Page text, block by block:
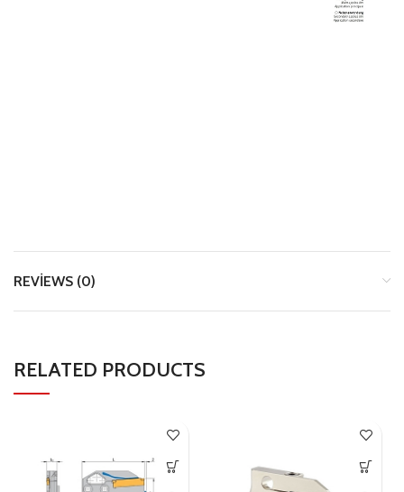
REVIEWS (0)
RELATED PRODUCTS